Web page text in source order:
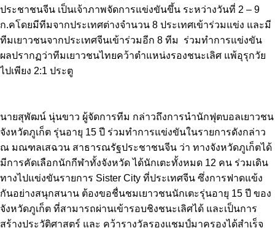
ประชาชนจีน เป็นเจ้าภาพจัดการแข่งขันขึ้น ระหว่างวันที่ 2 – 9
ก.คโดยมีทีมจากประเทศต่างจำนวน 8 ประเทศเข้าร่วมแข่ง และมี
ทีมเยาวชนจากประเทศจีนเข้าร่วมอีก 8 ทีม ร่วมทำการแข่งขัน
ผลปรากฏว่าทีมเยาวชนไทยคว้าตำแหน่งรองชนะเลิศ แพ้อุรุกวัย
ไปเพียง 2:1 ประตู
นายสุพัฒน์ นุ่นขาว ผู้จัดการทีม กล่าวถึงการนำนักฟุตบอลเยาวชน
จังหวัดภูเก็ต รุ่นอายุ 15 ปี ร่วมทำการแข่งขันในรายการดังกล่าว
ณ มณฑลเสฉวน สาธารณรัฐประชาชนจีน ว่า ทางจังหวัดภูเก็ตได้
มีการคัดเลือกนักกีฬาทั้งจังหวัด ได้นักเตะทั้งหมด 12 คน ร่วมเดิน
ทางไปแข่งขันรายการ Sister City ที่ประเทศจีน ซึ่งการฟาดแข้ง
กันอย่างสนุกสนาน ต้องขอชื่นชมเยาวชนนักเตะรุ่นอายุ 15 ปี ของ
จังหวัดภูเก็ต ที่สามารถผ่านเข้ารอบชิงชนะเลิศได้ และเป็นการ
สร้างประวัติศาสตร์ และ คว้ารางวัลรองแชมป์มาครองได้สำเร็จ